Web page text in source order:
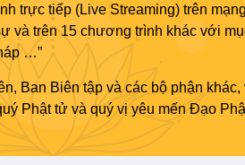
trực tiếp (Live Streaming) trên
và trên 15 chương trình khác với
…”
Ban Biên tập và các bộ phận
Phật tử và quý vị yêu mến Đạo